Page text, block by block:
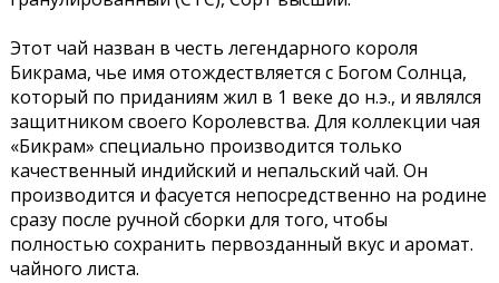
Этот чай назван в честь легендарного короля
Бикрама, чье имя отождествляется с Богом Солнца,
который по приданиям жил в 1 веке до н.э., и являлся
защитником своего Королевства. Для коллекции чая
«Бикрам» специально производится только
качественный индийский и непальский чай. Он
производится и фасуется непосредственно на родине
сразу после ручной сборки для того, чтобы
полностью сохранить первозданный вкус и аромат.
чайного листа.